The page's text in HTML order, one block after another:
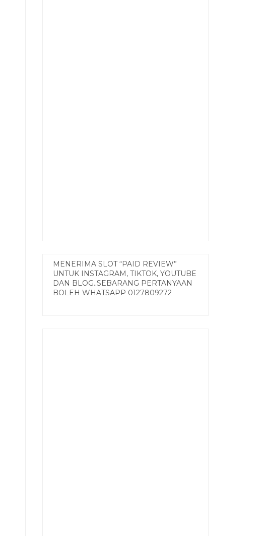
MENERIMA SLOT “PAID REVIEW”
UNTUK INSTAGRAM, TIKTOK, YOUTUBE
DAN BLOG..SEBARANG PERTANYAAN
BOLEH WHATSAPP 0127809272